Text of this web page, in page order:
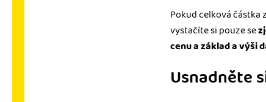
Pokud celková částka
vystačíte si pouze se
cenu a základ a výši
Usnadněte